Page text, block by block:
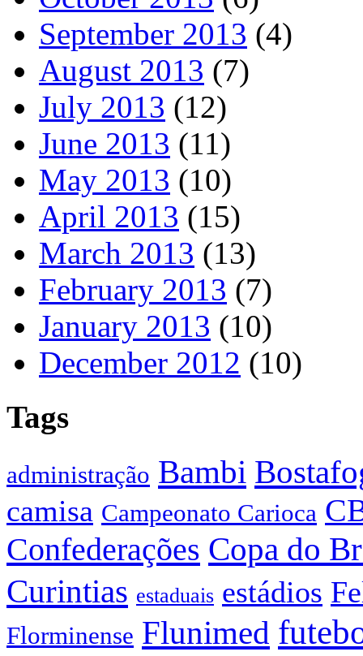
September 2013 (4)
August 2013 (7)
July 2013 (12)
June 2013 (11)
May 2013 (10)
April 2013 (15)
March 2013 (13)
February 2013 (7)
January 2013 (10)
December 2012 (10)
Tags
administração Bambi
camisa Campeonato Carioca
Confederações Copa do
Curintias estaduais estádios
Florminense Flunimed